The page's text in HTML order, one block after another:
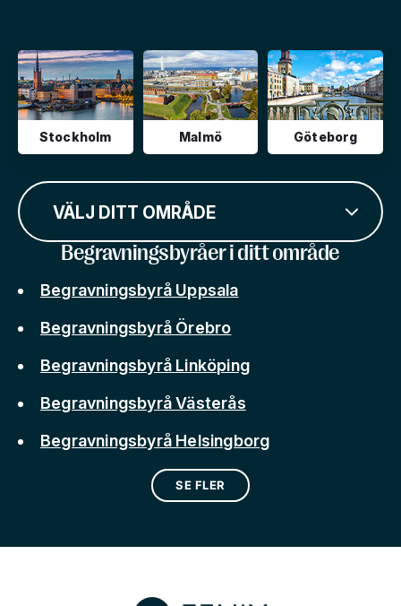
Stockholm Malmö Göteborg
VÄLJ DITT OMRÅDE
Begravningsbyråer i ditt område
Begravningsbyrå Uppsala
Begravningsbyrå Örebro
Begravningsbyrå Linköping
Begravningsbyrå Västerås
Begravningsbyrå Helsingborg
SE FLER